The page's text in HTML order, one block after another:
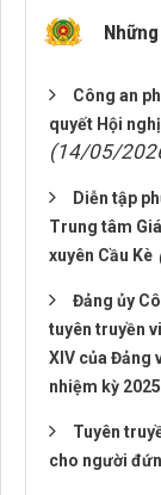
Công an
quyết Hội
(14/05/
Diễn tập
Trung tâm
xuyên Cầu Kè
Đảng ủy
tuyên truyền
XIV của Đảng
nhiệm kỳ
Tuyên
cho người